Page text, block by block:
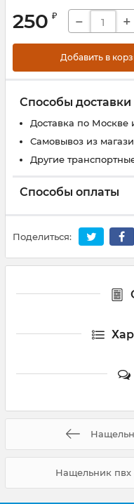
250 ₽ − +
Добавить в
Способы доставки
Доставка по
Самовывоз из
Другие
Способы оплаты
Поделиться:
Нащельник пвх